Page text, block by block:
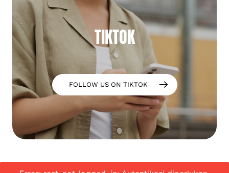
TIKTOK
FOLLOW US ON TIKTOK